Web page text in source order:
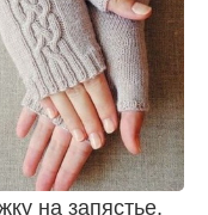
на запястье,